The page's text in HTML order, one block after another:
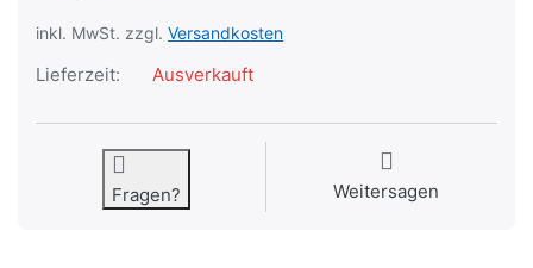
inkl. MwSt. zzgl. Versandkosten
Lieferzeit: Ausverkauft
Fragen? Weitersagen